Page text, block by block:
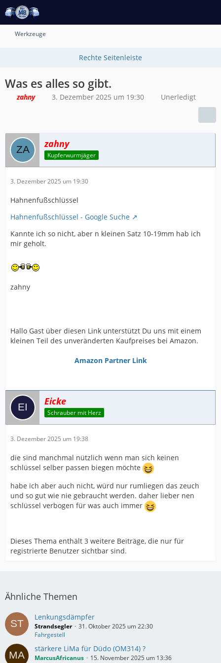
Werkzeuge
Was es alles so gibt.
zahny 3. Dezember 2025 um 19:30 Unerledigt
zahny
Kupferwurmjäger
3. Dezember 2025 um 19:30
Hahnenfußschlüssel
Hahnenfußschlüssel - Google Suche
Kannte ich so nicht, aber n kleinen Satz 10-19mm hab ich
mir geholt.
zahny
Hallo Gast über diesen Link unterstützt Du uns mit einem
kleinen Teil des unveränderten Kaufpreises bei Amazon.
Amazon Partner Link
Eicke
Schrauber mit Herz
3. Dezember 2025 um 19:38
die sind manchmal nützlich wenn man sich keinen
schlüssel selber passen biegen möchte
habe ich aber auch nicht, würd nur rumliegen das zeuch
und so gut wie nie gebraucht werden. daher lieber nen
schlüssel verbogen für was auch immer
Dieses Thema enthält 3 weitere Beiträge, die nur für
registrierte Benutzer sichtbar sind.
Ähnliche Themen
Lenkungsdämpfer
Strandsegler
31. Oktober 2025 um 22:30
Fahrgestell
stärkere LiMa für Düdo (OM314) ?
MarcusAfricanus
15. November 2025 um 13:36